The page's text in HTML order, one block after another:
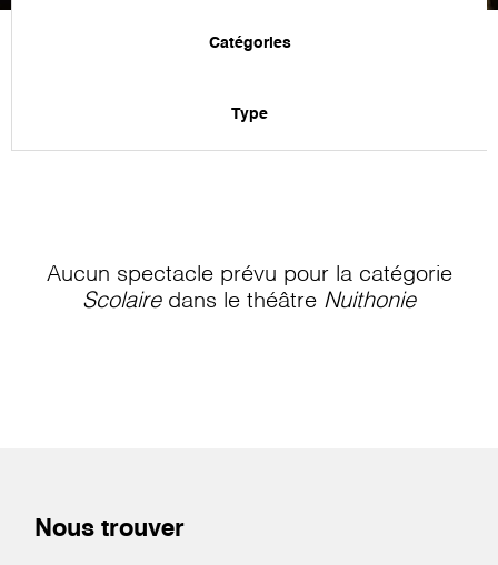
Catégories
Type
Aucun spectacle prévu pour la catégorie
Scolairedans le théâtre Nuithonie
Nous trouver